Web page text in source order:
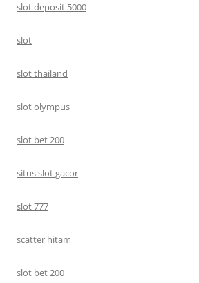
slot deposit 5000
slot
slot thailand
slot olympus
slot bet 200
situs slot gacor
slot 777
scatter hitam
slot bet 200